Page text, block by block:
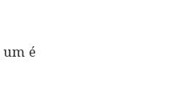
é